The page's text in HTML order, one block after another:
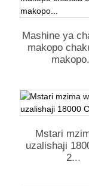
Mashine ya
makopo
Mstari
uzalishaji
2...